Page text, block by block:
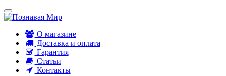
О магазине
Доставка и оплата
Гарантия
Статьи
Контакты